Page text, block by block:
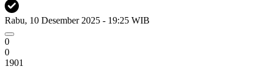
Rabu, 10 Desember 2025 - 19:25 WIB
0
0
1901